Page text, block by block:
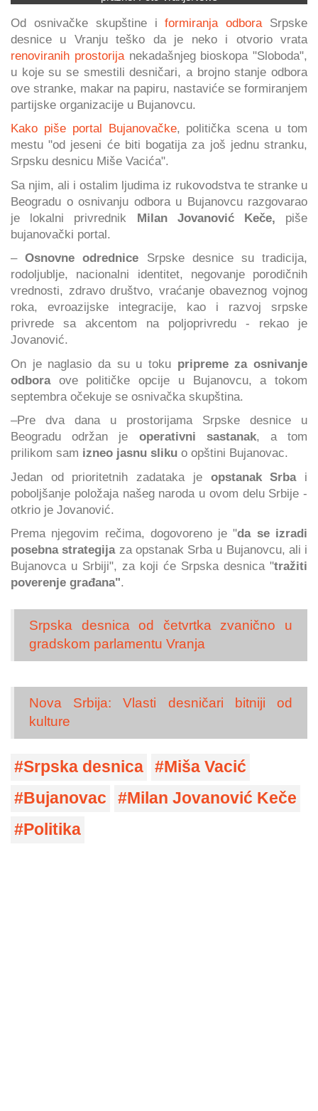
Od osnivačke skupštine iformiranja odbora Srpske
desnice u Vranju teško da je neko i otvorio vrata
renoviranih prostorijanekadašnjeg bioskopa "Sloboda",
u koje su se smestili desničari, a brojno stanje odbora
ove stranke, makar na papiru, nastaviće se formiranjem
partijske organizacije u Bujanovcu.
Kako piše portal Bujanovačke, politička scena u tom
mestu "od jeseni će biti bogatija za još jednu stranku,
Srpsku desnicu Miše Vacića".
Sa njim, ali i ostalim ljudima iz rukovodstva te stranke u
Beogradu o osnivanju odbora u Bujanovcu razgovarao
je lokalni privrednik Milan Jovanović Keče, piše
bujanovački portal.
–Osnovne odrednice Srpske desnice su tradicija,
rodoljublje, nacionalni identitet, negovanje porodičnih
vrednosti, zdravo društvo, vraćanje obaveznog vojnog
roka, evroazijske integracije, kao i razvoj srpske
privrede sa akcentom na poljoprivredu - rekao je
Jovanović.
On je naglasio da su u toku pripreme za osnivanje
odboraove političke opcije u Bujanovcu, a tokom
septembra očekuje se osnivačka skupština.
–Pre dva dana u prostorijama Srpske desnice u
Beogradu održan je operativni sastanak, a tom
prilikom sam izneo jasnu sliku o opštini Bujanovac.
Jedan od prioritetnih zadataka jeopstanak Srbai
poboljšanje položaja našeg naroda u ovom delu Srbije -
otkrio je Jovanović.
Prema njegovim rečima, dogovoreno je "da se izradi
posebna strategijaza opstanak Srba u Bujanovcu, ali i
Bujanovca u Srbiji", za koji će Srpska desnica "tražiti
poverenje građana".
Srpska desnica od četvrtka zvanično u
gradskom parlamentu Vranja
Nova Srbija: Vlasti desničari bitniji od
kulture
Srpska desnica
Miša Vacić
Bujanovac
Milan Jovanović Keče
Politika